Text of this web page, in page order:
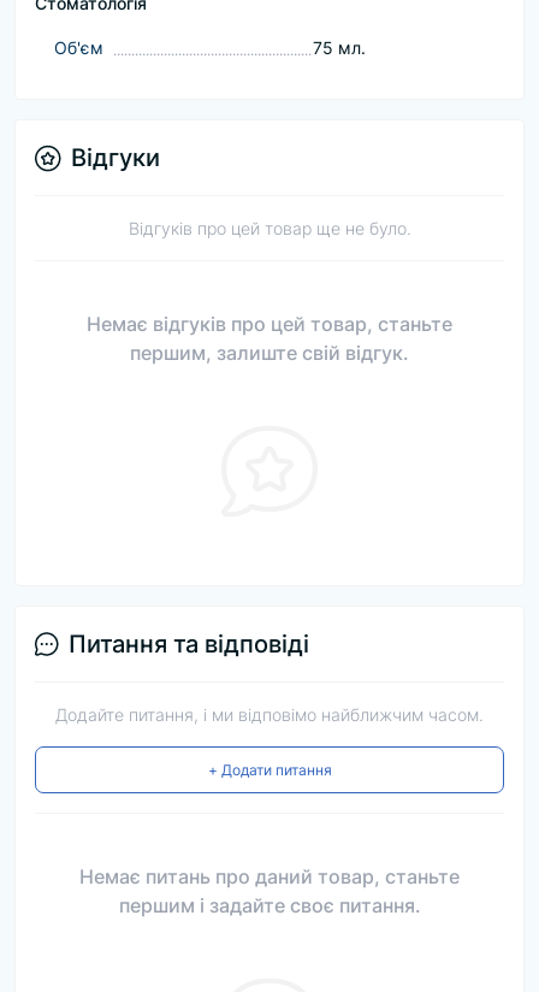
Об'єм 75 мл.
Відгуки
Відгуків про цей товар ще не було.
Немає відгуків про цей товар, станьте
першим, залиште свій відгук.
Питання та відповіді
Додайте питання, і ми відповімо найближчим часом.
+ Додати питання
Немає питань про даний товар, станьте
першим і задайте своє питання.